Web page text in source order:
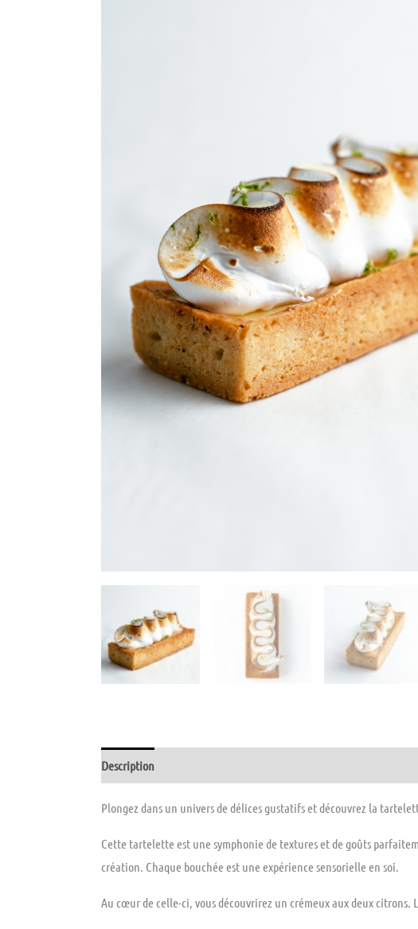
Description
Plongez dans un univers de délices gustatifs et découvrez la
Cette tartelette est une symphonie de textures et de goûts
création. Chaque bouchée est une expérience sensorielle en soi.
Au cœur de celle-ci, vous découvrirez un crémeux aux deux